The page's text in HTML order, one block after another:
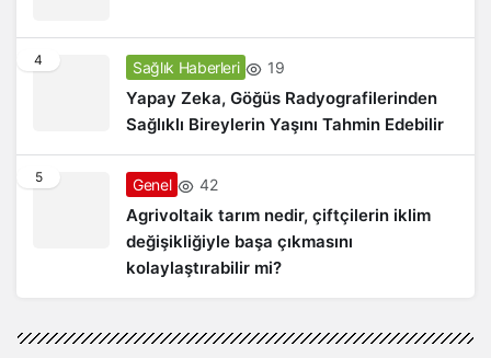
4 Sağlık Haberleri 19
Yapay Zeka, Göğüs Radyografilerinden
Sağlıklı Bireylerin Yaşını Tahmin Edebilir
5 Genel 42
Agrivoltaik tarım nedir, çiftçilerin iklim
değişikliğiyle başa çıkmasını
kolaylaştırabilir mi?